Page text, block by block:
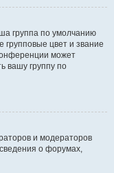
группа по умолчанию
групповые цвет и звание
может
вашу группу по
и модераторов
о форумах,